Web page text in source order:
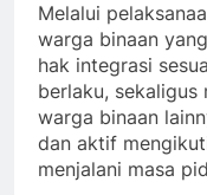
Melalui
warga binaan
hak integrasi
berlaku,
warga binaan
dan aktif
menjalani masa